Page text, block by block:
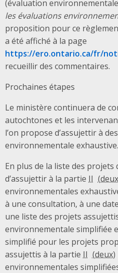
(évaluation
les évaluations
proposition pour ce
a été affiché à la page
https://ero.ontario.ca/fr/
recueillir des commentaires.
Prochaines étapes
Le ministère continuera de
autochtones et les
l’on propose d’assujettir à
environnementale exhaustive.
En plus de la liste des projets
d’assujettir à la partie II
environnementales
à une consultation, à une
une liste des projets
environnementale simplifiée
simplifié pour les projets
assujettis à la partie II
environnementales